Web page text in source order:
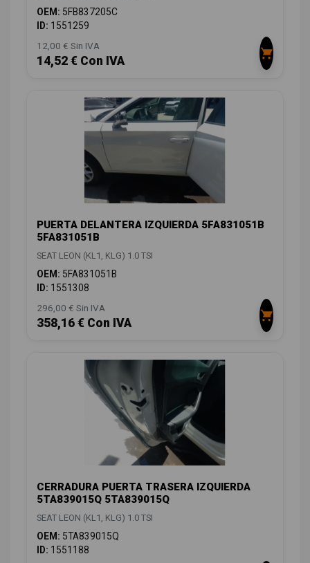
OEM: 5FB837205C
ID: 1551259
12,00 € Sin IVA
14,52 € Con IVA
PUERTA DELANTERA IZQUIERDA 5FA831051B
5FA831051B
SEAT LEON (KL1, KLG) 1.0 TSI
OEM: 5FA831051B
ID: 1551308
296,00 € Sin IVA
358,16 € Con IVA
CERRADURA PUERTA TRASERA IZQUIERDA
5TA839015Q 5TA839015Q
SEAT LEON (KL1, KLG) 1.0 TSI
OEM: 5TA839015Q
ID: 1551188